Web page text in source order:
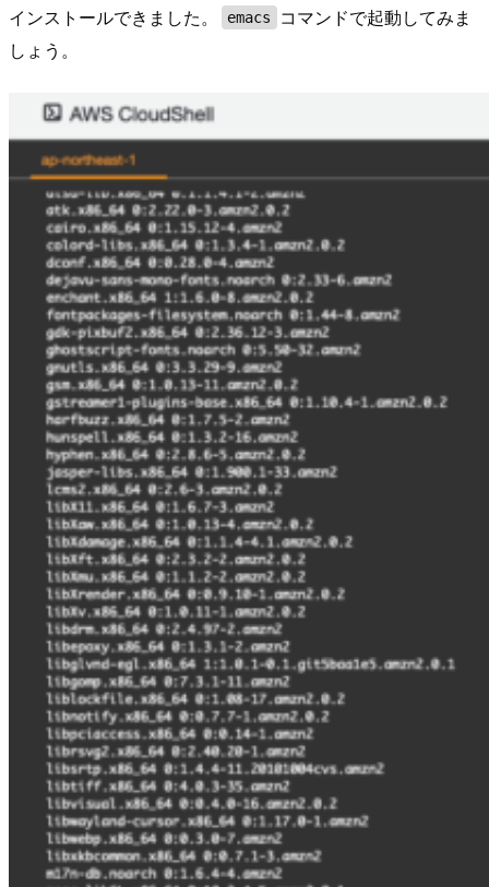
インストールできました。 emacs
コマンドで起動してみま
しょう。